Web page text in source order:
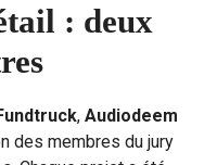
: deux
, Audiodeem
des membres du jury